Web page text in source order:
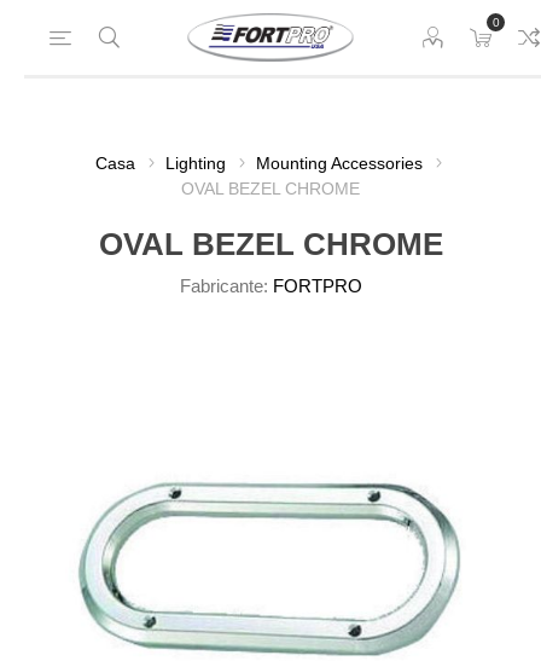
0
Casa Lighting
Mounting Accessories
OVAL BEZEL CHROME
OVAL BEZEL CHROME
Fabricante: FORTPRO